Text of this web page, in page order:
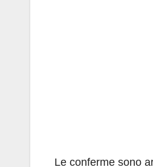
Le conferme sono